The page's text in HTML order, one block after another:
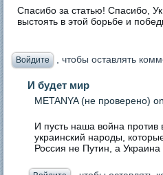
Спасибо за статью! Спасибо,
выстоять в этой борьбе и
Войдите , чтобы оставлять
И будет мир
METANYA (не проверено)
И пусть наша война против
украинский народы,
Россия не Путин, а Украина